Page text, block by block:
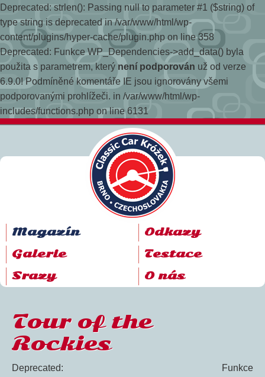
Deprecated: strlen(): Passing null to parameter #1 ($string) of
type string is deprecated in /var/www/html/wp-
content/plugins/hyper-cache/plugin.php on line 358
Deprecated: Funkce WP_Dependencies->add_data() byla
použita s parametrem, který není podporován už od verze
6.9.0! Podmíněné komentáře IE jsou ignorovány všemi
podporovanými prohlížeči. in /var/www/html/wp-
includes/functions.php on line 6131
Magazín
Galerie
Srazy
Odkazy
Testace
O nás
Tour of the
Rockies
Deprecated: Funkce